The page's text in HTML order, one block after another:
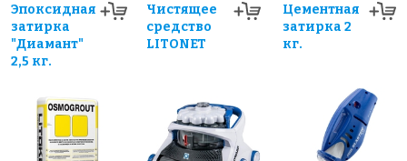
Эпоксидная
затирка
"Диамант"
2,5 кг.
Чистящее
средство
LITONET
Цементная
затирка 2
кг.